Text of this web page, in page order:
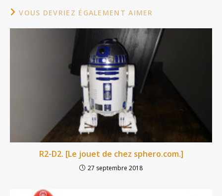
VOUS DEVRIEZ ÉGALEMENT AIMER
R2-D2. [Le jouet de chez sphero.com.]
27 septembre 2018